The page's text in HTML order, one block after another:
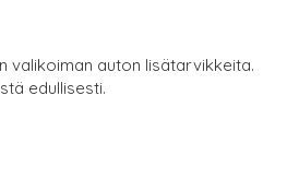
valikoiman auton lisätarvikkeita.
edullisesti.